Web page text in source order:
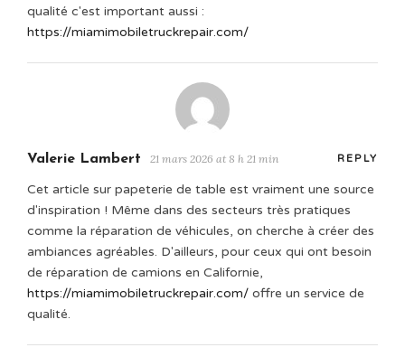
qualité c'est important aussi :
https://miamimobiletruckrepair.com/
Valerie Lambert 21 mars 2026 at 8 h 21 min REPLY
Cet article sur papeterie de table est vraiment une source
d'inspiration ! Même dans des secteurs très pratiques
comme la réparation de véhicules, on cherche à créer des
ambiances agréables. D'ailleurs, pour ceux qui ont besoin
de réparation de camions en Californie,
https://miamimobiletruckrepair.com/ offre un service de
qualité.